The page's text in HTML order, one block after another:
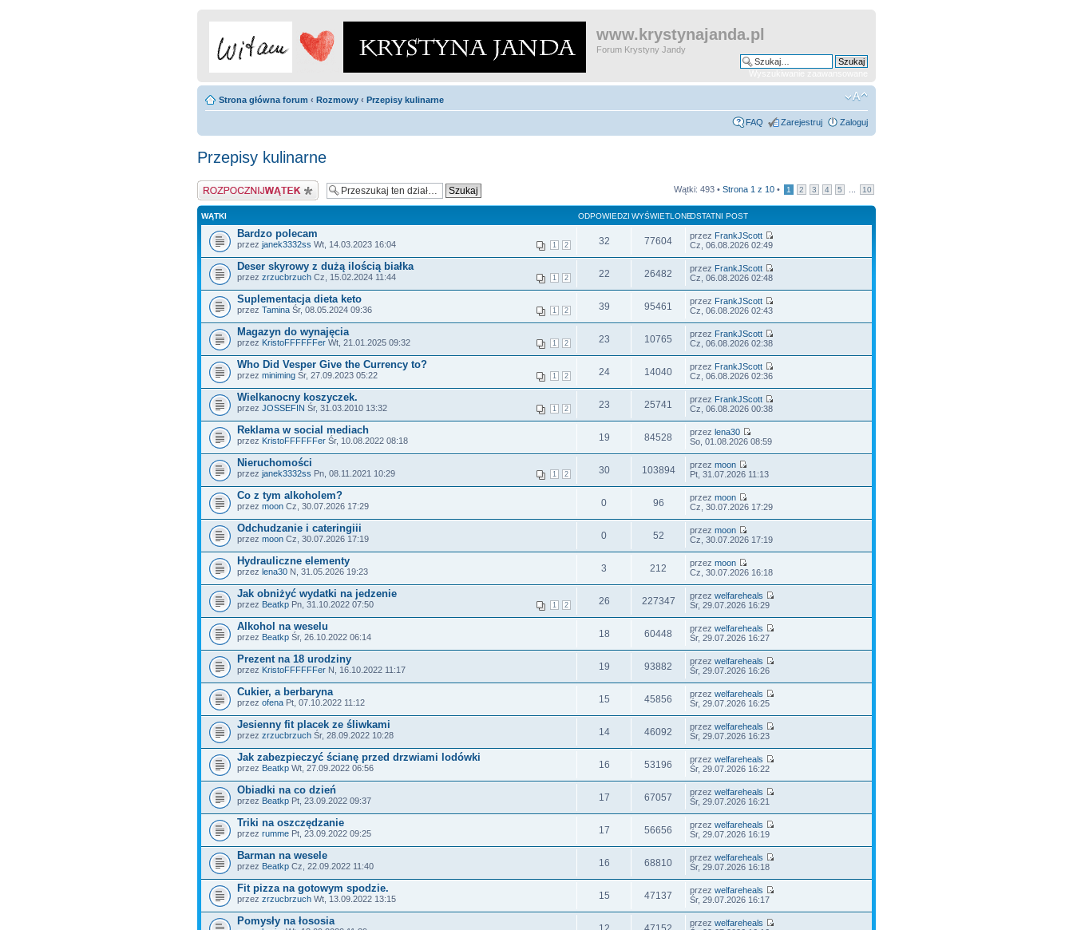
www.krystynajanda.pl
Forum Krystyny Jandy
Strona główna forum ‹ Rozmowy ‹ Przepisy kulinarne
FAQ Zarejestruj Zaloguj
Przepisy kulinarne
Napisz wątek Wątki: 493 • Strona 1 z 10 • 1 2 3 4 5 10
WĄTKI ODPOWIEDZI WYŚWIETLONEOSTATNI POST
Bardzo polecam
1 2
przez janek3332ss Wt, 14.03.2023 16:04 32 77604 przez FrankJScott
Cz, 06.08.2026 02:49
Deser skyrowy z dużą ilością białka
1 2
przez zrzucbrzuch Cz, 15.02.2024 11:44 22 26482 przez FrankJScott
Cz, 06.08.2026 02:48
Suplementacja dieta keto
1 2
przez Tamina Śr, 08.05.2024 09:36 39 95461 przez FrankJScott
Cz, 06.08.2026 02:43
Magazyn do wynajęcia
1 2
przez KristoFFFFFFer Wt, 21.01.2025 09:32 23 10765 przez FrankJScott
Cz, 06.08.2026 02:38
Who Did Vesper Give the Currency to?
1 2
przez miniming Śr, 27.09.2023 05:22 24 14040 przez FrankJScott
Cz, 06.08.2026 02:36
Wielkanocny koszyczek.
1 2
przez JOSSEFIN Śr, 31.03.2010 13:32 23 25741 przez FrankJScott
Cz, 06.08.2026 00:38
Reklama w social mediach
przez KristoFFFFFFer Śr, 10.08.2022 08:18 19 84528 przezlena30
So, 01.08.2026 08:59
Nieruchomości
1 2
przez janek3332ss Pn, 08.11.2021 10:29 30 103894 przezmoon
Pt, 31.07.2026 11:13
Co z tym alkoholem?
przez moon Cz, 30.07.2026 17:29 0 96 przezmoon
Cz, 30.07.2026 17:29
Odchudzanie i cateringiii
przez moon Cz, 30.07.2026 17:19 0 52 przezmoon
Cz, 30.07.2026 17:19
Hydrauliczne elementy
przez lena30 N, 31.05.2026 19:23 3 212 przezmoon
Cz, 30.07.2026 16:18
Jak obniżyć wydatki na jedzenie
1 2
przez Beatkp Pn, 31.10.2022 07:50 26 227347 przezwelfareheals
Śr, 29.07.2026 16:29
Alkohol na weselu
przez Beatkp Śr, 26.10.2022 06:14 18 60448 przezwelfareheals
Śr, 29.07.2026 16:27
Prezent na 18 urodziny
przez KristoFFFFFFer N, 16.10.2022 11:17 19 93882 przezwelfareheals
Śr, 29.07.2026 16:26
Cukier, a berbaryna
przez ofena Pt, 07.10.2022 11:12 15 45856 przezwelfareheals
Śr, 29.07.2026 16:25
Jesienny fit placek ze śliwkami
przez zrzucbrzuch Śr, 28.09.2022 10:28 14 46092 przezwelfareheals
Śr, 29.07.2026 16:23
Jak zabezpieczyć ścianę przed drzwiami lodówki
przez Beatkp Wt, 27.09.2022 06:56 16 53196 przezwelfareheals
Śr, 29.07.2026 16:22
Obiadki na co dzień
przez Beatkp Pt, 23.09.2022 09:37 17 67057 przezwelfareheals
Śr, 29.07.2026 16:21
Triki na oszczędzanie
przez rumme Pt, 23.09.2022 09:25 17 56656 przezwelfareheals
Śr, 29.07.2026 16:19
Barman na wesele
przez Beatkp Cz, 22.09.2022 11:40 16 68810 przezwelfareheals
Śr, 29.07.2026 16:18
Fit pizza na gotowym spodzie.
przez zrzucbrzuch Wt, 13.09.2022 13:15 15 47137 przezwelfareheals
Śr, 29.07.2026 16:17
Pomysły na łososia przezwelfareheals